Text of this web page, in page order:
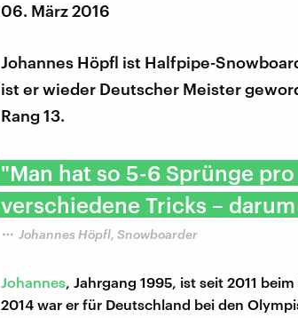
06. März 2016
Johannes Höpfl ist Halfpipe-
ist er wieder Deutscher Meister
Rang 13.
"Man hat so 5-6 Sprünge
verschiedene Tricks – darum
Johannes Höpfl, Snowboarder
Johannes, Jahrgang 1995, ist seit 2011
2014 war er für Deutschland bei den